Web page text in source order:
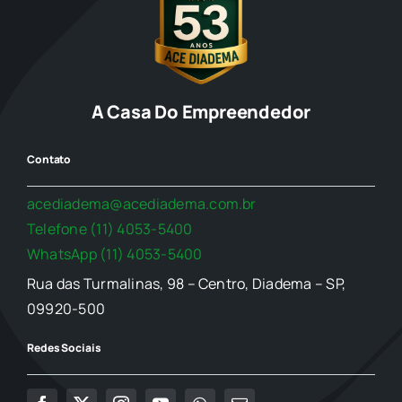
A Casa Do Empreendedor
Contato
acediadema@acediadema.com.br
Telefone (11) 4053-5400
WhatsApp (11) 4053-5400
Rua das Turmalinas, 98 – Centro, Diadema – SP,
09920-500
Redes Sociais